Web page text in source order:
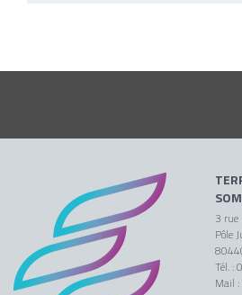
3 rue
Pôle
Tél. :
Mail :